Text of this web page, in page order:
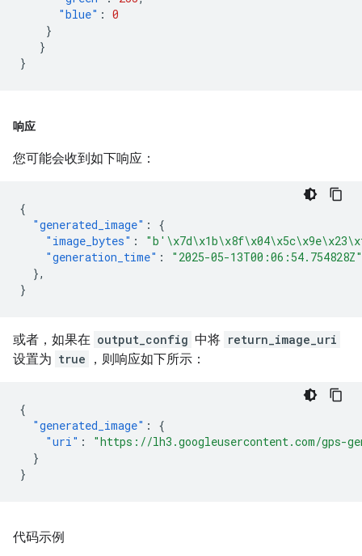
"blue" : 0
}
}
}
响应
您可能会收到如下响应：
{
"generated_image" :
{
"image_bytes" :
"generation_time" :
"2025-05-13T00:06:54.754828Z"
},
}
或者，如果在 output_config 中将 return_image_uri
设置为 true ，则响应如下所示：
{
"generated_image" :
{
"uri" :
"https://lh3.googleusercontent.com/gps-
}
}
代码示例